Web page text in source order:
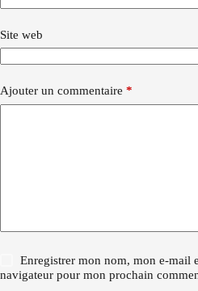
Site web
Ajouter un commentaire *
Enregistrer mon nom, mon e-mail
navigateur pour mon prochain